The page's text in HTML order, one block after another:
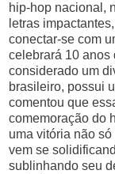
hip-hop nacional,
letras
conectar-se com
celebrará 10 anos
considerado um
brasileiro, possui
comentou que
comemoração do
uma vitória não
vem se
sublinhando seu